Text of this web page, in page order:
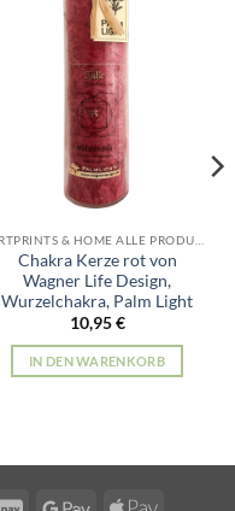
Chakra Kerze rot von
Wagner Life Design,
Wurzelchakra, Palm Light
10,95€
IN DEN WARENKORB
GiroPay Google Apple